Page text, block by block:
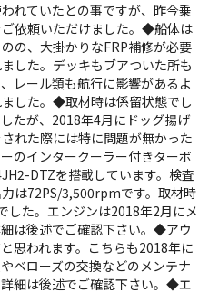
れていたとの事ですが、昨今乗
依頼いただけました。◆船体は
の、大掛かりなFRP補修が必要
した。デッキもブアついた所も
レール類も航行に影響があるよ
した。◆取材時は係留状態でし
たが、2018年4月にドッグ揚げ
れた際には特に問題が無かった
のインタークーラー付きターボ
DTZを搭載しています。検査
は72PS/3,500rpmです。取材時
した。エンジンは2018年2月にメ
は後述でご確認下さい。◆アウ
思われます。こちらも2018年に
ベローズの交換などのメンテナ
細は後述でご確認下さい。◆エ